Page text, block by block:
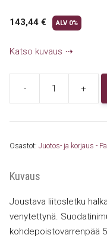
143,44 € ALV 0%
Katso kuvaus
- +
Osastot: Juotos- ja korjaus -
Kuvaus
Joustava liitosletku
venytettynä.
kohdepoistovarrenpää